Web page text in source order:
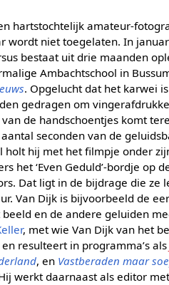
hartstochtelijk amateur-
wordt niet toegelaten. In
bestaat uit drie maanden
Ambachtschool in
. Opgelucht dat het karwei
gedragen om
de handschoentjes komt
seconden van de
hij met het filmpje onder
het ‘Even Geduld’-bordje op
Dat ligt in de bijdrage die ze
Van Dijk is bijvoorbeeld de
en de andere geluiden
, met wie Van Dijk van het
resulteert in programma’s
, en Vastberaden maar
werkt daarnaast als editor